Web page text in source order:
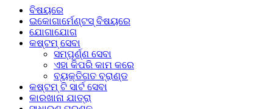
ବିଷୟରେ
ଇକୋଗାର୍ମେଣ୍ଟସ୍ ବିଷୟରେ
ଯୋଗାଯୋଗ
କଷ୍ଟମ୍ ସେବା
ସମ୍ପୂର୍ଣ୍ଣ ସେବା
ଏହା କିପରି କାମ କରେ
ବ୍ୟକ୍ତିଗତ ବ୍ରାଣ୍ଡ
କଷ୍ଟମ୍ ଟି ସାର୍ଟ ସେବା
କାରଖାନା ଯାତ୍ରା